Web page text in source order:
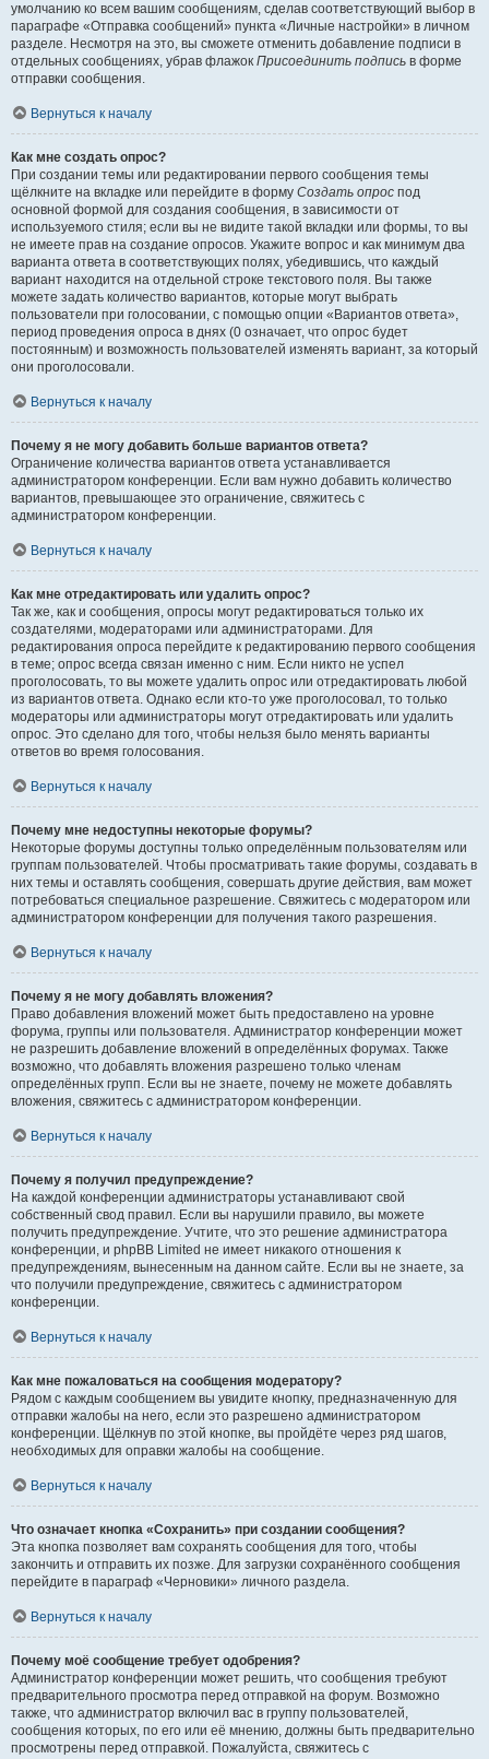
умолчанию ко всем вашим сообщениям, сделав соответствующий выбор в
параграфе «Отправка сообщений» пункта «Личные настройки» в личном
разделе. Несмотря на это, вы сможете отменить добавление подписи в
отдельных сообщениях, убрав флажок Присоединить подпись в форме
отправки сообщения.
Вернуться к началу
Как мне создать опрос?
При создании темы или редактировании первого сообщения темы
щёлкните на вкладке или перейдите в форму Создать опрос под
основной формой для создания сообщения, в зависимости от
используемого стиля; если вы не видите такой вкладки или формы, то вы
не имеете прав на создание опросов. Укажите вопрос и как минимум два
варианта ответа в соответствующих полях, убедившись, что каждый
вариант находится на отдельной строке текстового поля. Вы также
можете задать количество вариантов, которые могут выбрать
пользователи при голосовании, с помощью опции «Вариантов ответа»,
период проведения опроса в днях (0 означает, что опрос будет
постоянным) и возможность пользователей изменять вариант, за который
они проголосовали.
Вернуться к началу
Почему я не могу добавить больше вариантов ответа?
Ограничение количества вариантов ответа устанавливается
администратором конференции. Если вам нужно добавить количество
вариантов, превышающее это ограничение, свяжитесь с
администратором конференции.
Вернуться к началу
Как мне отредактировать или удалить опрос?
Так же, как и сообщения, опросы могут редактироваться только их
создателями, модераторами или администраторами. Для
редактирования опроса перейдите к редактированию первого сообщения
в теме; опрос всегда связан именно с ним. Если никто не успел
проголосовать, то вы можете удалить опрос или отредактировать любой
из вариантов ответа. Однако если кто-то уже проголосовал, то только
модераторы или администраторы могут отредактировать или удалить
опрос. Это сделано для того, чтобы нельзя было менять варианты
ответов во время голосования.
Вернуться к началу
Почему мне недоступны некоторые форумы?
Некоторые форумы доступны только определённым пользователям или
группам пользователей. Чтобы просматривать такие форумы, создавать в
них темы и оставлять сообщения, совершать другие действия, вам может
потребоваться специальное разрешение. Свяжитесь с модератором или
администратором конференции для получения такого разрешения.
Вернуться к началу
Почему я не могу добавлять вложения?
Право добавления вложений может быть предоставлено на уровне
форума, группы или пользователя. Администратор конференции может
не разрешить добавление вложений в определённых форумах. Также
возможно, что добавлять вложения разрешено только членам
определённых групп. Если вы не знаете, почему не можете добавлять
вложения, свяжитесь с администратором конференции.
Вернуться к началу
Почему я получил предупреждение?
На каждой конференции администраторы устанавливают свой
собственный свод правил. Если вы нарушили правило, вы можете
получить предупреждение. Учтите, что это решение администратора
конференции, и phpBB Limited не имеет никакого отношения к
предупреждениям, вынесенным на данном сайте. Если вы не знаете, за
что получили предупреждение, свяжитесь с администратором
конференции.
Вернуться к началу
Как мне пожаловаться на сообщения модератору?
Рядом с каждым сообщением вы увидите кнопку, предназначенную для
отправки жалобы на него, если это разрешено администратором
конференции. Щёлкнув по этой кнопке, вы пройдёте через ряд шагов,
необходимых для оправки жалобы на сообщение.
Вернуться к началу
Что означает кнопка «Сохранить» при создании сообщения?
Эта кнопка позволяет вам сохранять сообщения для того, чтобы
закончить и отправить их позже. Для загрузки сохранённого сообщения
перейдите в параграф «Черновики» личного раздела.
Вернуться к началу
Почему моё сообщение требует одобрения?
Администратор конференции может решить, что сообщения требуют
предварительного просмотра перед отправкой на форум. Возможно
также, что администратор включил вас в группу пользователей,
сообщения которых, по его или её мнению, должны быть предварительно
просмотрены перед отправкой. Пожалуйста, свяжитесь с